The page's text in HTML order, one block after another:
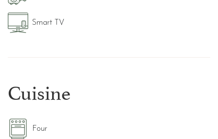
Smart TV
Cuisine
Four